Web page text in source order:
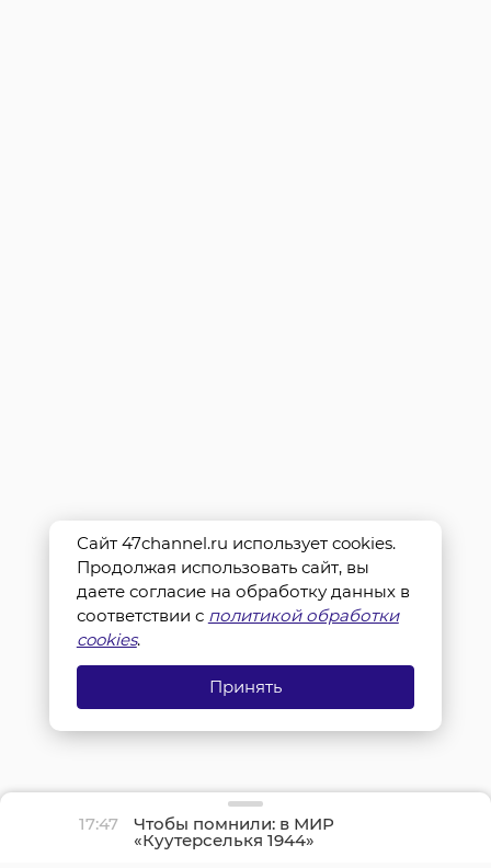
17:47 Чтобы помнили: в МИР
«Куутерселькя 1944»
реконструкторы снова
Сайт 47channel.ru использует cookies.
Продолжая использовать сайт, вы
даете согласие на обработку данных в
соответствии с политикой обработки
cookies.
Принять